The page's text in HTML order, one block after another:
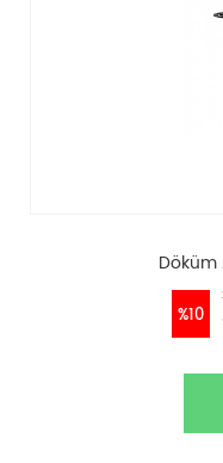
Döküm
%10